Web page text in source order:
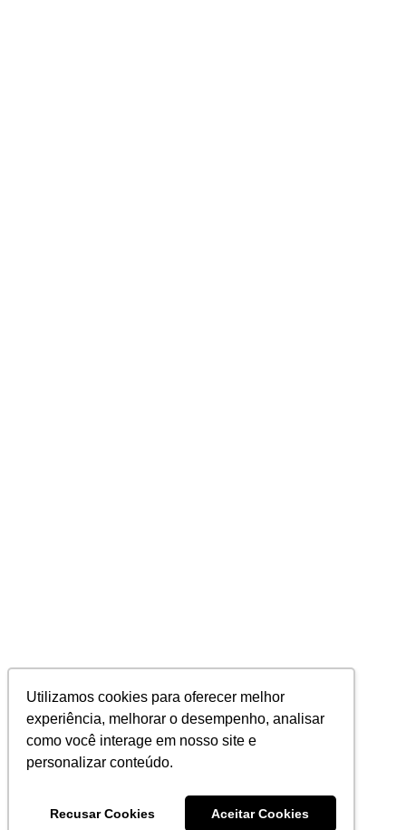
Utilizamos cookies para oferecer melhor
experiência, melhorar o desempenho, analisar
como você interage em nosso site e
personalizar conteúdo.
Recusar Cookies Aceitar Cookies